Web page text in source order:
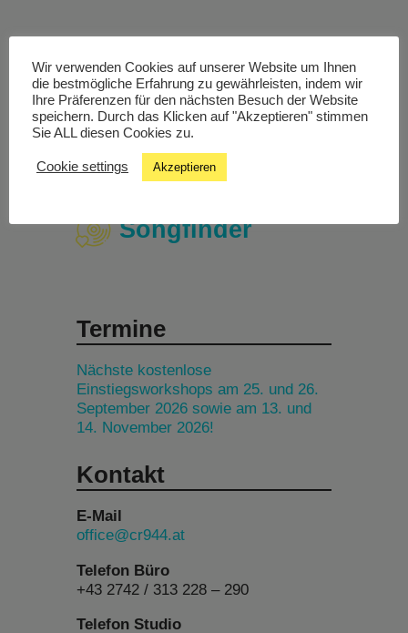
Livestream
Studiochat
Songfinder
Termine
Nächste kostenlose
Einstiegsworkshops am 25. und 26.
September 2026 sowie am 13. und
14. November 2026!
Kontakt
E-Mail
office@cr944.at
Telefon Büro
+43 2742 / 313 228 – 290
Telefon Studio
Wir verwenden Cookies auf unserer Website um Ihnen
die bestmögliche Erfahrung zu gewährleisten, indem wir
Ihre Präferenzen für den nächsten Besuch der Website
speichern. Durch das Klicken auf "Akzeptieren" stimmen
Sie ALL diesen Cookies zu.
Cookie settings Akzeptieren